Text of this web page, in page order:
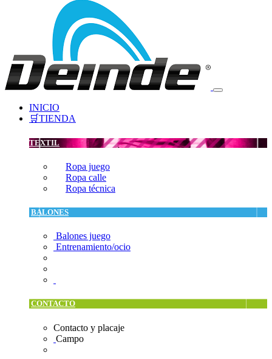
INICIO
🛒TIENDA
TEXTIL
Ropa juego
Ropa calle
Ropa técnica
BALONES
Balones juego
Entrenamiento/ocio
CONTACTO
Contacto y placaje
Campo